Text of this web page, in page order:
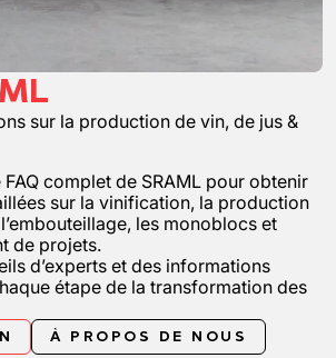
sur la production de vin, de jus &
complet de SRAML pour obtenir
sur la vinification, la production
les monoblocs et
de projets.
d’experts et des informations
étape de la transformation des
À PROPOS DE NOUS